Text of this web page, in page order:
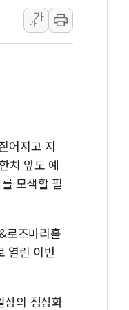
전국 그늘막 4만개 육박 7
美·日 환율공조에 유럽 패
구리값 사상 최고치…'닥터
에어프레미아, 호치민 노선
티엠씨, 220억원 규모 美 전
가
가
어지고 지
치 앞도 예
모색할 필
로즈마리홀
열린 이번
상의 정상화